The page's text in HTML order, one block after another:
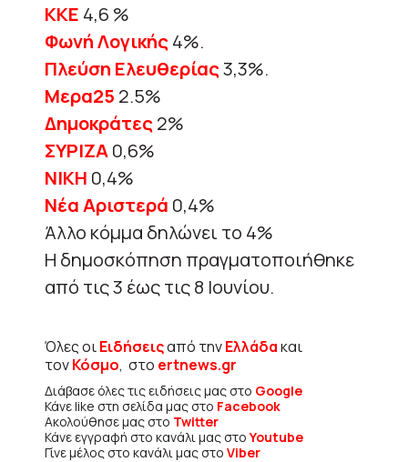
KKE 4,6 %
Φωνή Λογικής4%.
Πλεύση Ελευθερίας3,3%.
Μερα25 2.5%
Δημοκράτες2%
ΣΥΡΙΖΑ0,6%
ΝΙΚΗ 0,4%
Νέα Αριστερά 0,4%
Άλλο κόμμα δηλώνει το 4%
Η δημοσκόπηση πραγματοποιήθηκε
από τις 3 έως τις 8 Ιουνίου.
Όλες οιΕιδήσειςαπό τηνΕλλάδακαι
τονΚόσμο, στο ertnews.gr
Διάβασε όλες τις ειδήσεις μας στο Google
Κάνε like στη σελίδα μας στο Facebook
Ακολούθησε μας στο Twitter
Κάνε εγγραφή στο κανάλι μας στοYoutube
Γίνε μέλος στο κανάλι μας στο Viber